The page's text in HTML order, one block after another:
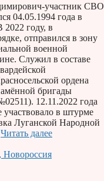
участник СВО
04.05.1994 года в
2022 году, в
отправился в зону
военной
Служил в составе
ордена
бригады
12.11.2022 года
участвовало в штурме
Луганской Народной
Читать далее